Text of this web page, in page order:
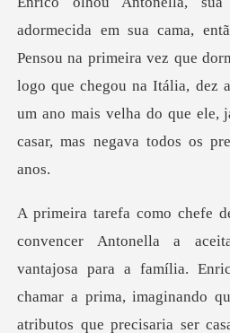
primeira vez que
logo que chegou na Itália, dez
um ano
er